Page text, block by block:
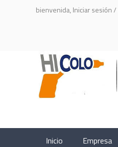
bienvenida, Iniciar sesión/
Inicio Empresa